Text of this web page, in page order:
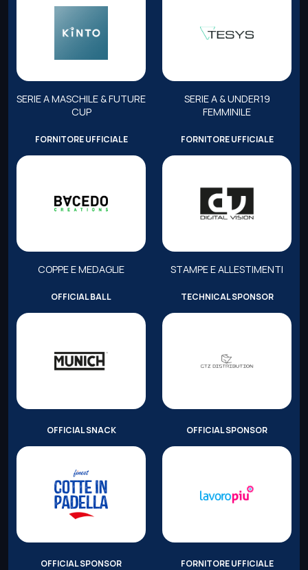
SERIE A MASCHILE & FUTURE
CUP
SERIE A & UNDER19
FEMMINILE
FORNITORE UFFICIALE
COPPE E MEDAGLIE
FORNITORE UFFICIALE
STAMPE E ALLESTIMENTI
OFFICIAL BALL TECHNICAL SPONSOR
OFFICIAL SNACK OFFICIAL SPONSOR
OFFICIAL SPONSOR FORNITORE UFFICIALE